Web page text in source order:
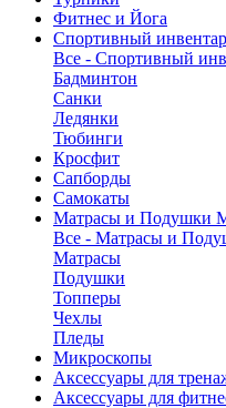
Фитнес и Йога
Спортивный
Все - Спортивный
Бадминтон
Санки
Ледянки
Тюбинги
Кросфит
Сапборды
Самокаты
Матрасы и Подушки
Все - Матрасы и
Матрасы
Подушки
Топперы
Чехлы
Пледы
Микроскопы
Аксессуары для
Аксессуары для